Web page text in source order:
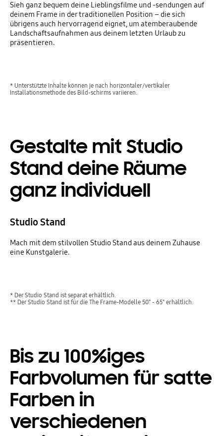
Sieh ganz bequem deine Lieblingsfilme und -sendungen auf
deinem Frame in der traditionellen Position – die sich
übrigens auch hervorragend eignet, um atemberaubende
Landschaftsaufnahmen aus deinem letzten Urlaub zu
präsentieren.
* Unterstützte Inhalte können je nach horizontaler/vertikaler
Installationsmethode des Bild-schirms variieren.
Gestalte mit Studio
Stand deine Räume
ganz individuell
Studio Stand
Mach mit dem stilvollen Studio Stand aus deinem Zuhause
eine Kunstgalerie.
* Der Studio Stand ist separat erhältlich.
** Der Studio Stand ist für die The Frame-Modelle 50" - 65" erhältlich.
Bis zu 100%iges
Farbvolumen für satte
Farben in
verschiedenen